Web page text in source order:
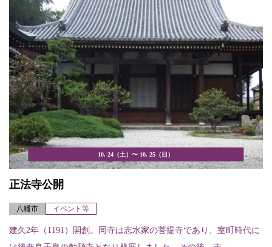
10. 24（土）〜 10. 25（日）
正法寺公開
八幡市 イベント等
建久2年（1191）開創。同寺は志水家の菩提寺であり、室町時代に